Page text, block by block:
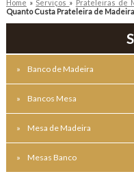
Home » Serviços » Prateleiras de
Quanto Custa Prateleira de
Banco de Madeira
Bancos Mesa
Mesa de Madeira
Mesas Banco